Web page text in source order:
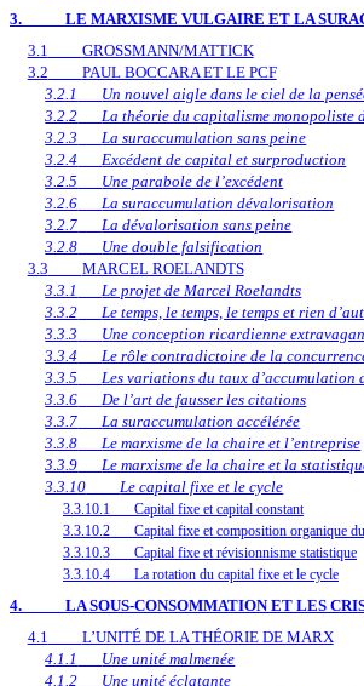
3.
LE MARXISME VULGAIRE ET LA
3.1
GROSSMANN/MATTICK
3.2
PAUL BOCCARA ET LE PCF
3.2.1
Un nouvel aigle dans le ciel de la
3.2.2
La théorie du capitalisme monopoliste
3.2.3
La suraccumulation sans peine
3.2.4
Excédent de capital et surproduction
3.2.5
Une parabole de l’excédent
3.2.6
La suraccumulation dévalorisation
3.2.7
La dévalorisation sans peine
3.2.8
Une double falsification
3.3
MARCEL ROELANDTS
3.3.1
Le projet de Marcel Roelandts
3.3.2
Le temps, le temps, le temps et rien
3.3.3
Une conception ricardienne
3.3.4
Le rôle contradictoire de la
3.3.5
Les variations du taux d’accumulation
3.3.6
De l’art de fausser les citations
3.3.7
La suraccumulation accélérée
3.3.8
Le marxisme de la chaire et l’entreprise
3.3.9
Le marxisme de la chaire et la
3.3.10
Le capital fixe et le cycle
3.3.10.1
Capital fixe et capital constant
3.3.10.2
Capital fixe et composition organique
3.3.10.3
Capital fixe et révisionnisme statistique
3.3.10.4
La rotation du capital fixe et le cycle
4.
LA SOUS-CONSOMMATION ET LES
4.1
L’UNITÉ DE LA THÉORIE DE MARX
4.1.1
Une unité malmenée
4.1.2
Une unité éclatante